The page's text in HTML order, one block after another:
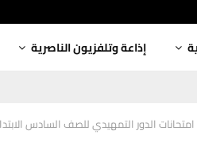
إذاعة وتلفزيون الناصرية
الدور التمهيدي للصف السادس